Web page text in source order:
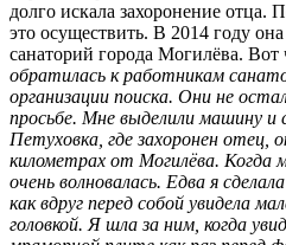
долго искала захоронение отца.
это осуществить. В 2014 году
санаторий города Могилёва. Вот
обратилась к работникам
организации поиска. Они не
просьбе. Мне выделили машину
Петуховка, где захоронен отец,
километрах от Могилёва. Когда
очень волновалась. Едва я
как вдруг перед собой увидела
головкой. Я шла за ним, когда